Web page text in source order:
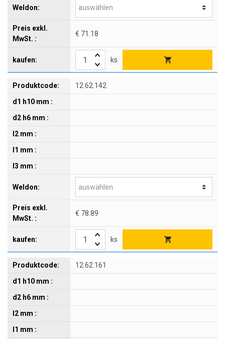
€ 71.18
ks
12.62.142
€ 78.89
ks
12.62.161